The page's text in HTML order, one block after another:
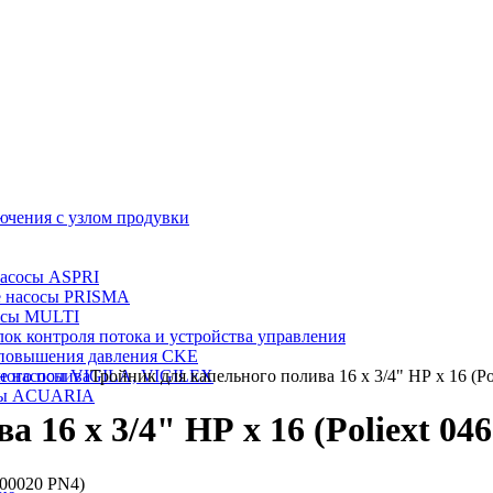
с узлом продувки
ASPRI
насосы PRISMA
MULTI
контроля потока и устройства управления
давления CKE
насосы VIGILA, VIGILEX
ACUARIA
поливаТройник для капельного полива 16 x 3/4" НР x 16
16 x 3/4" НР x 16 (Poliext